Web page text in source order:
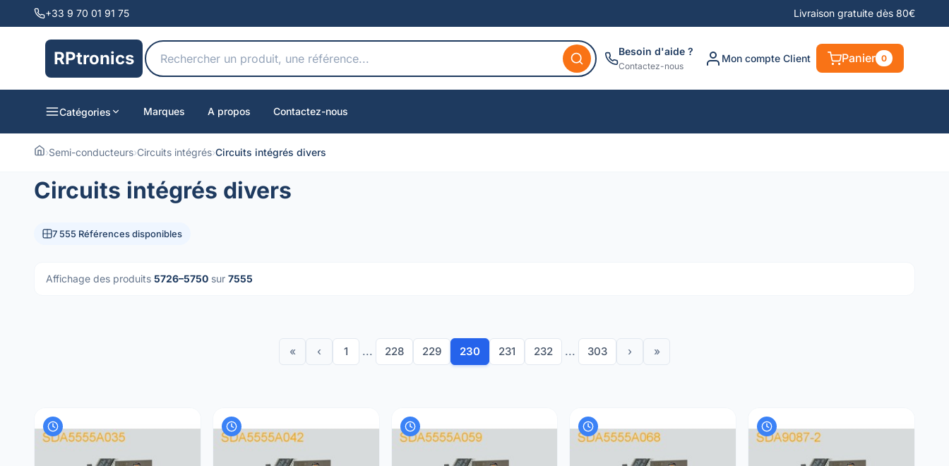
+33 9 70 01 91 75 Livraison gratuite dès 80€
RPtronics Besoin d'aide ?
Contactez-nous
Mon compte Client Panier 0
Catégories Marques A propos Contactez-nous
›Semi-conducteurs›Circuits intégrés›Circuits intégrés divers
Circuits intégrés divers
7 555 Références disponibles
Affichage des produits 5726–5750 sur 7555
« ‹ 1 ... 228 229 230 231 232 ... 303 › »